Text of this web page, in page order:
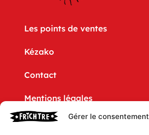
Gérer le consentement
Les points de ventes
Kézako
Contact
Mentions légales
Politique de confidentialité